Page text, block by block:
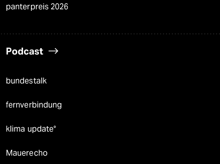
panterpreis 2026
Podcast
bundestalk
fernverbindung
klima update°
Mauerecho